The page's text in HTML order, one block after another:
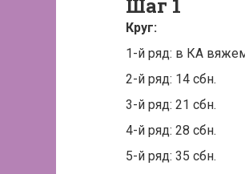
Шаг 1
Круг:
1-й ряд: в КА
2-й ряд: 14 сбн.
3-й ряд: 21 сбн.
4-й ряд: 28 сбн.
5-й ряд: 35 сбн.